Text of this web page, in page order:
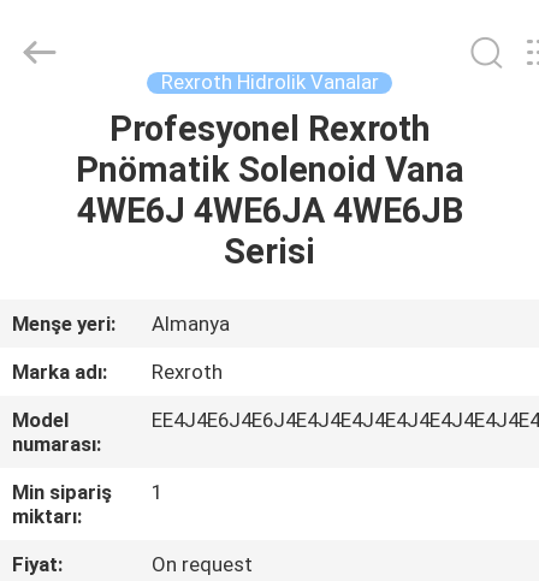
ÜRÜN:%
HAKKIMIZDA
TURU
KALITE
KONTROL
Electronic
Limited.
Rexroth Hidrolik Vanalar
Profesyonel Rexroth
Pnömatik Solenoid Vana
4WE6J 4WE6JA 4WE6JB
Serisi
Menşe yeri:
Almanya
Marka adı:
Rexroth
Model
numarası:
Min sipariş
miktarı:
1
Fiyat:
On request